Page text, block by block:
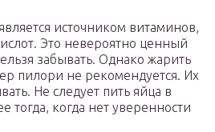
источником витаминов,
Это невероятно ценный
забывать. Однако жарить
пилори не рекомендуется. Их
Не следует пить яйца в
тогда, когда нет уверенности